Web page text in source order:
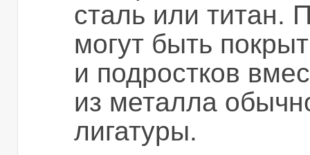
сталь или титан.
могут быть
и подростков
из металла
лигатуры.